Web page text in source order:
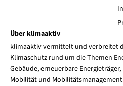
Über klimaaktiv
klimaaktiv vermittelt und verbreitet
Klimaschutz rund um die Themen
Gebäude, erneuerbare
Mobilität und